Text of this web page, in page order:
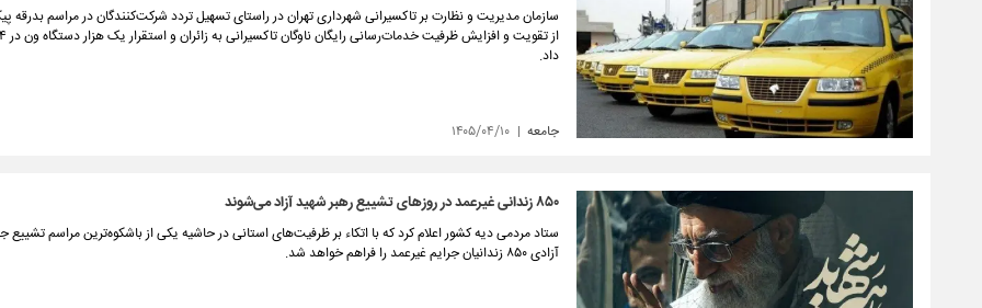
سازمان مدیریت و نظارت بر تاکسیرانی شهرداری تهران در راستای تسهیل تردد شرکت‌کنندگان در مراسم بدرقه
داد.
جامعه ۱۴۰۵/۰۴/۱۰
۸۵۰ زندانی غیرعمد در روزهای تشییع رهبر شهید آزاد می‌شوند
ستاد مردمی دیه کشور اعلام کرد که با اتکاء بر ظرفیت‌های استانی در حاشیه یکی از باشکوه‌ترین مراسم تشییع
آزادی ۸۵۰ زندانیان جرایم غیرعمد را فراهم خواهد شد.